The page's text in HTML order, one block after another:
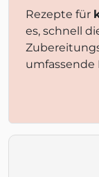
Rezepte für
es, schnell
umfassende